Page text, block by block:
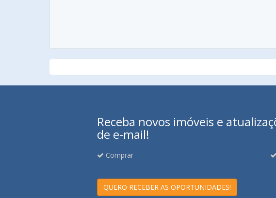
Receba novos imóveis e
de e-mail!
Comprar
QUERO RECEBER AS OPORTUNIDADES!